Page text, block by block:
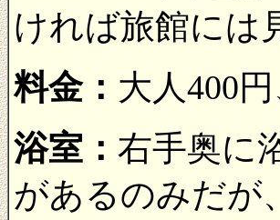
ければ旅館には
料金： 大人400
浴室： 右手奥に
があるのみだが